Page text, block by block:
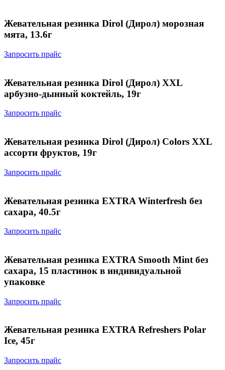
Жевательная резинка Dirol (Дирол) морозная
мята, 13.6г
Запросить прайс
Жевательная резинка Dirol (Дирол) XXL
арбузно-дынный коктейль, 19г
Запросить прайс
Жевательная резинка Dirol (Дирол) Colors XXL
ассорти фруктов, 19г
Запросить прайс
Жевательная резинка EXTRA Winterfresh без
сахара, 40.5г
Запросить прайс
Жевательная резинка EXTRA Smooth Mint без
сахара, 15 пластинок в индивидуальной
упаковке
Запросить прайс
Жевательная резинка EXTRA Refreshers Polar
Ice, 45г
Запросить прайс